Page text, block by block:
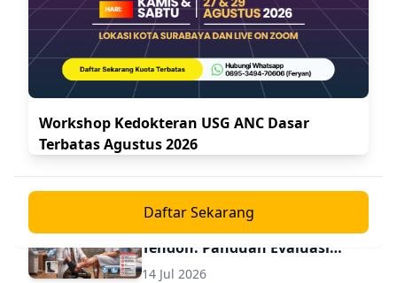
Tinggal Follow IG Dokter Post dan ikuti tatacara-
nya di link ini =>
Join IG Live DHF ICD 11
Bantu share info ini ke teman-teman yang lain ya
dok.^^
Latest Post
Diagnosis dan Terapi Ruptur
Tendon: Panduan Evaluasi
Pasca Perbaikan untuk Dokter
14 Jul 2026
Workshop Kedokteran USG ANC Dasar
Terbatas Agustus 2026
Daftar Sekarang